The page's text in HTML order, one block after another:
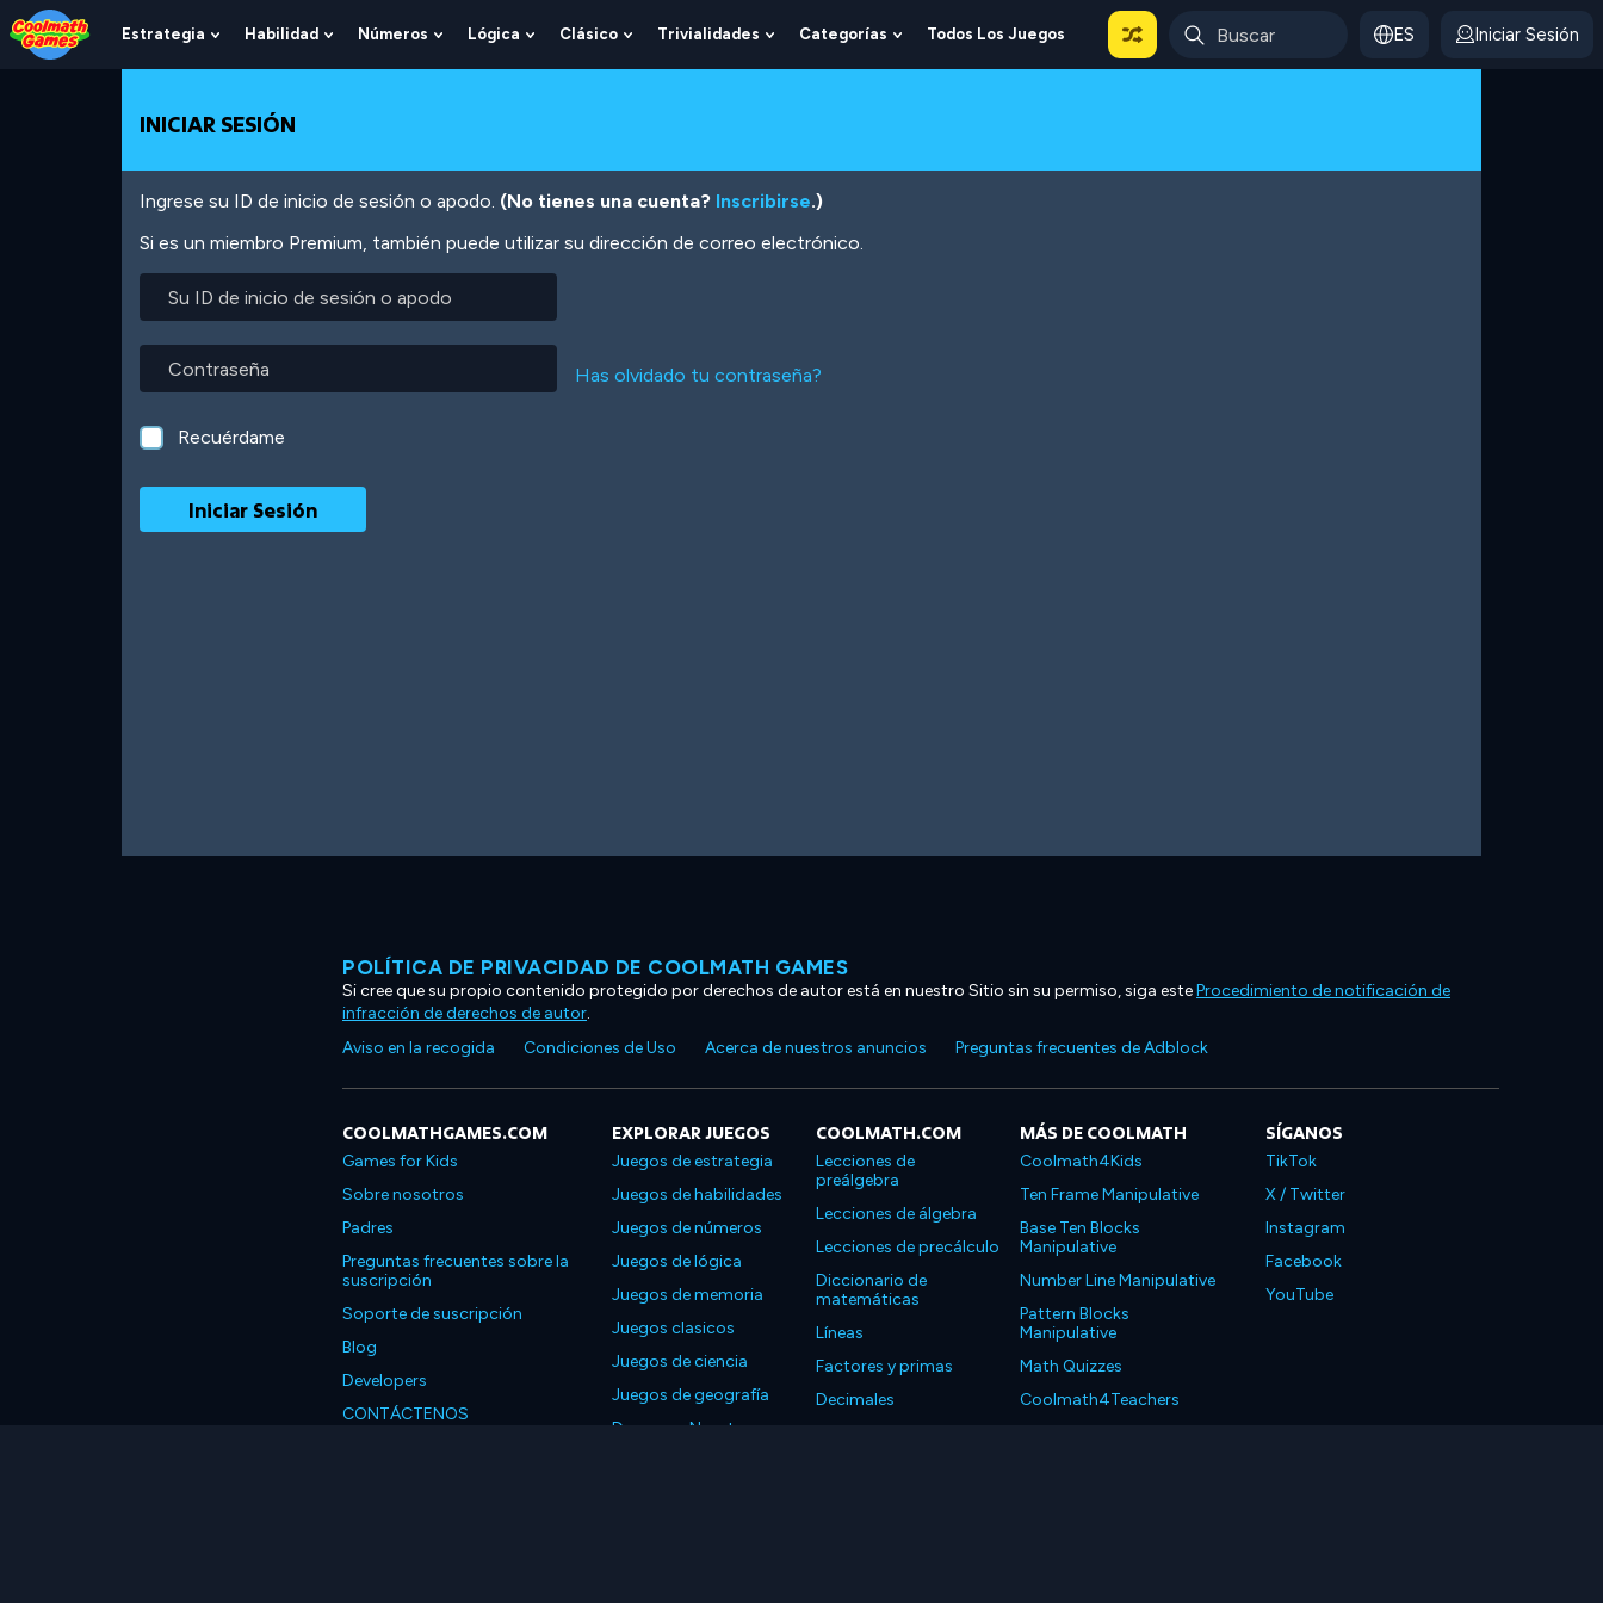
Skip
to
Top
Skip
to
Navigation
Skip
to
Main
Skip
to
Footer
Pasar
al
contenido
Estrategia
Show
Submenu
Estrategia
Habilidad
Show
Submenu
Números
Show
Submenu
Lógica
Show
Submenu
Clásico
Show
Submenu
Trivialidades
Show
Submenu
Categorías
Show
Submenu
Todos Los Juegos ES Iniciar Sesión
INICIAR SESIÓN
Ingrese su ID de inicio de sesión o apodo. (No tienes una cuenta? Inscribirse.)
Si es un miembro Premium, también puede utilizar su dirección de correo electrónico.
inicio
sesión
o
apodo
Has olvidado tu contraseña?
Recuérdame
POLÍTICA DE PRIVACIDAD DE COOLMATH GAMES
Si cree que su propio contenido protegido por derechos de autor está en nuestro Sitio sin su permiso, siga esteProcedimiento de notificación de
infracción de derechos de autor.
Aviso en la recogida
Condiciones de Uso Acerca de nuestros anuncios Preguntas frecuentes de Adblock
COOLMATHGAMES.COM
Games for Kids
Sobre nosotros
Padres
Preguntas frecuentes sobre la
suscripción
Soporte de suscripción
Blog
Developers
CONTÁCTENOS
EXPLORAR JUEGOS
Juegos de estrategia
Juegos de habilidades
Juegos de números
Juegos de lógica
Juegos de memoria
Juegos clasicos
Juegos de ciencia
Juegos de geografía
Descarga Nuestras
COOLMATH.COM
Lecciones de
preálgebra
Lecciones de álgebra
Lecciones de precálculo
Diccionario de
matemáticas
Líneas
Factores y primas
Decimales
MÁS DE COOLMATH
Coolmath4Kids
Ten Frame Manipulative
Base Ten Blocks
Manipulative
Number Line Manipulative
Pattern Blocks
Manipulative
Math Quizzes
Coolmath4Teachers
SÍGANOS
TikTok
X / Twitter
Instagram
Facebook
YouTube